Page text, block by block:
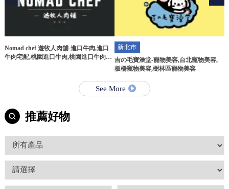
Nomad chef 遊牧人肉舖-進口牛肉,進口
牛肉宅配,桃園進口牛肉,桃園進口牛肉宅
新北市
吉の毛寶澡堂-寵物美容,台北寵物美容,
板橋寵物美容,樹林區寵物美容
See More
推薦好物